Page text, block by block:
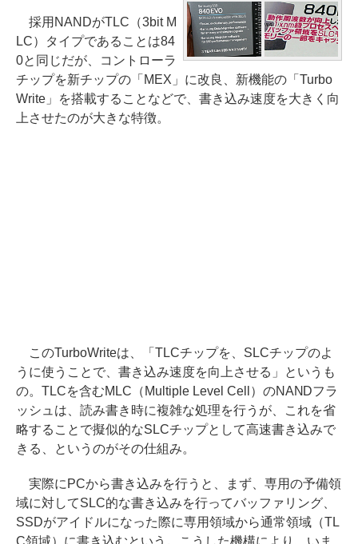
採用NANDがTLC（3bit M
LC）タイプであることは84
0と同じだが、コントローラ
チップを新チップの「MEX」に改良、新機能の「Turbo
Write」を搭載することなどで、書き込み速度を大きく向
上させたのが大きな特徴。
このTurboWriteは、「TLCチップを、SLCチップのよ
うに使うことで、書き込み速度を向上させる」というも
の。TLCを含むMLC（Multiple Level Cell）のNANDフラ
ッシュは、読み書き時に複雑な処理を行うが、これを省
略することで擬似的なSLCチップとして高速書き込みで
きる、というのがその仕組み。
実際にPCから書き込みを行うと、まず、専用の予備領
域に対してSLC的な書き込みを行ってバッファリング、
SSDがアイドルになった際に専用領域から通常領域（TL
C領域）に書き込むという。こうした機構により、いま